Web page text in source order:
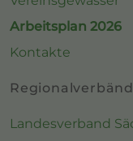
Arbeitsplan 2026
Kontakte
Landesverband